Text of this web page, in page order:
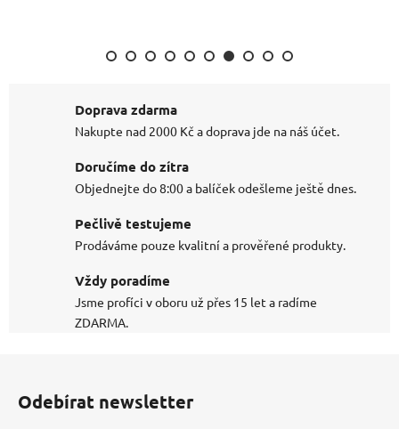
Doprava zdarma
Nakupte nad 2000 Kč a doprava jde na náš účet.
Doručíme do zítra
Objednejte do 8:00 a balíček odešleme ještě dnes.
Pečlivě testujeme
Prodáváme pouze kvalitní a prověřené produkty.
Vždy poradíme
Jsme profíci v oboru už přes 15 let a radíme
ZDARMA.
Odebírat newsletter